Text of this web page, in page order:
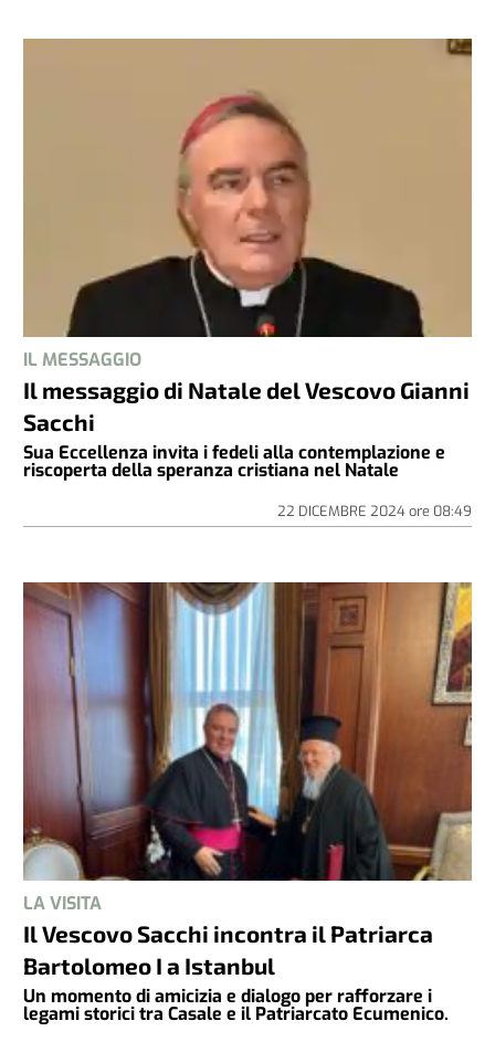
IL MESSAGGIO
Il messaggio di Natale del Vescovo Gianni
Sacchi
Sua Eccellenza invita i fedeli alla contemplazione e
riscoperta della speranza cristiana nel Natale
22 DICEMBRE 2024ore 08:49
LA VISITA
Il Vescovo Sacchi incontra il Patriarca
Bartolomeo I a Istanbul
Un momento di amicizia e dialogo per rafforzare i
legami storici tra Casale e il Patriarcato Ecumenico.